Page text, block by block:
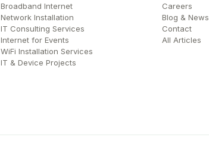
Broadband Internet
Network Installation
IT Consulting Services
Internet for Events
WiFi Installation Services
IT & Device Projects
Careers
Blog & News
Contact
All Articles